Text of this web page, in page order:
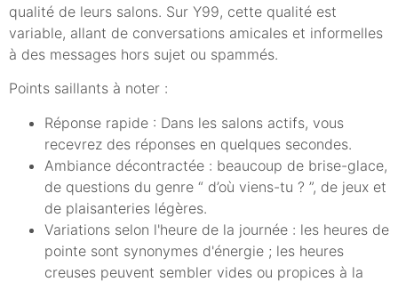
qualité de leurs salons. Sur Y99, cette qualité est
variable, allant de conversations amicales et informelles
à des messages hors sujet ou spammés.
Points saillants à noter :
Réponse rapide : Dans les salons actifs, vous
recevrez des réponses en quelques secondes.
Ambiance décontractée : beaucoup de brise-glace,
de questions du genre “ d’où viens-tu ? ”, de jeux et
de plaisanteries légères.
Variations selon l'heure de la journée : les heures de
pointe sont synonymes d'énergie ; les heures
creuses peuvent sembler vides ou propices à la